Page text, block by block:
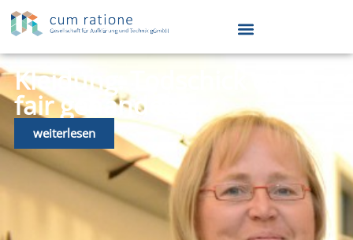
Kleidung: Todschick oder
fair gehandelt?
weiterlesen